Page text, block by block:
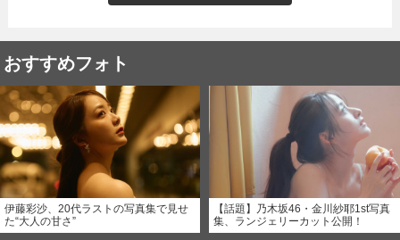
おすすめフォト
伊藤彩沙、20代ラストの写真集で見せ
た“大人の甘さ”
【話題】乃木坂46・金川紗耶1st写真
集、ランジェリーカット公開！